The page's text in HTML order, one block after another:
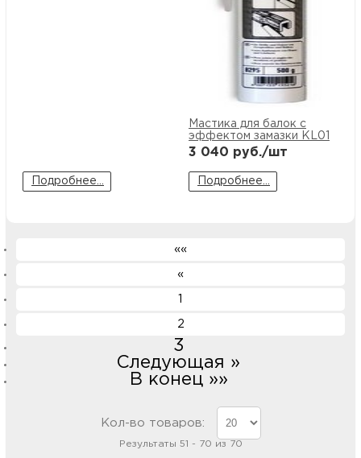
Подробнее...
Мастика для балок с
эффектом замазки KL01
3 040 руб./шт
Подробнее...
««
«
1
2
3
Следующая »
В конец »»
Кол-во товаров:
Результаты 51 - 70 из 70